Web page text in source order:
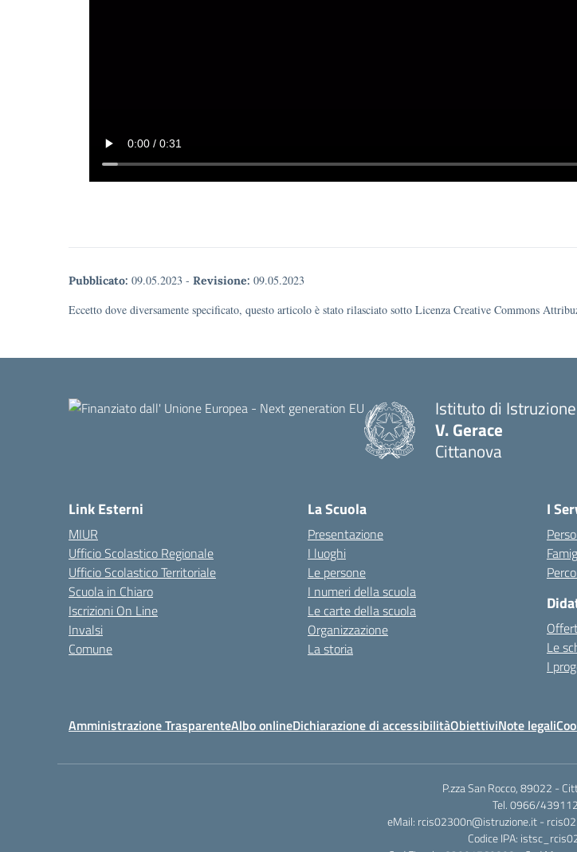
Pubblicato: 09.05.2023 - Revisione: 09.05.2023
Eccetto dove diversamente specificato, questo articolo è stato rilasciato sotto Licenza Creative Commons
Istituto di
V. Gerace
Cittanova
Link Esterni
MIUR
Ufficio Scolastico Regionale
Ufficio Scolastico Territoriale
Scuola in Chiaro
Iscrizioni On Line
Invalsi
Comune
La Scuola
Presentazione
I luoghi
Le persone
I numeri della scuola
Le carte della scuola
Organizzazione
La storia
I
Le
I
Amministrazione TrasparenteAlbo onlineDichiarazione di accessibilitàObiettiviNote legali
P.zza San Rocco, 89022 -
Tel. 0966/439112
eMail: rcis02300n@istruzione.it -
Codice IPA: